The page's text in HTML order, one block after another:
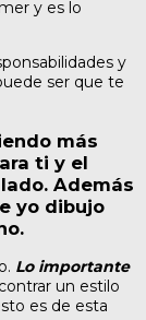
y es lo
y
ser que te
más
ti y el
Además
yo dibujo
Lo importante
un estilo
es de esta